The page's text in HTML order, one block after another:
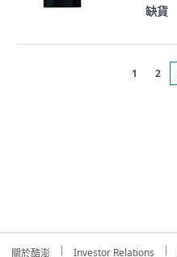
缺貨
1 2
關於酷澎 Investor Relations